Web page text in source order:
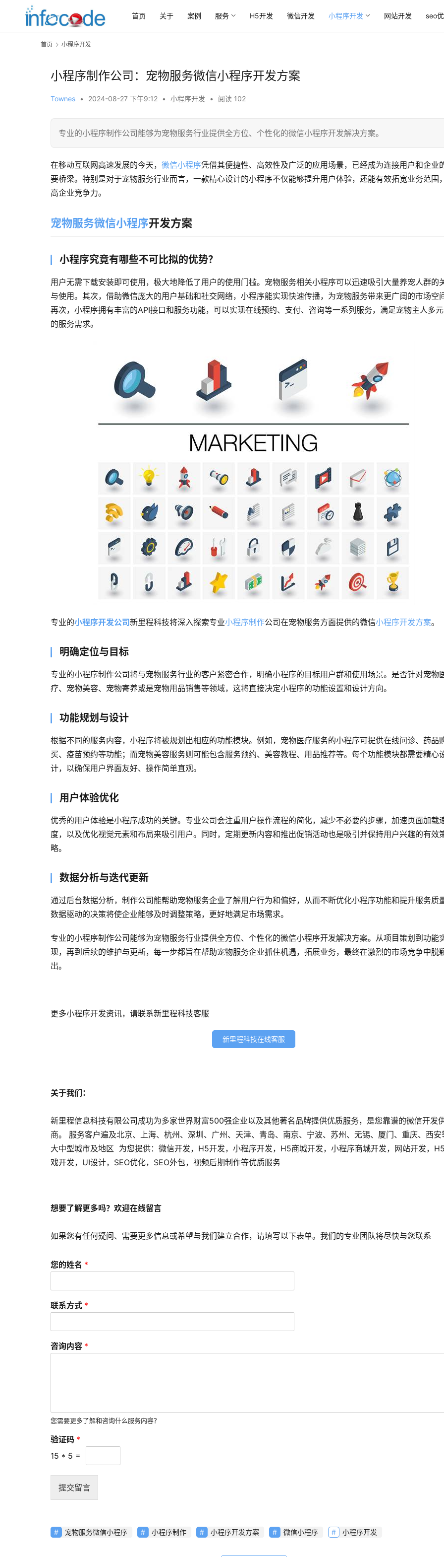
首页 关于 案例 服务 H5开发 微信开发 小程序开发 网站开发 seo
首页 小程序开发
小程序制作公司：宠物服务微信小程序开发方案
Townes • 2024-08-27 下午9:12 • 小程序开发 • 阅读 102
专业的小程序制作公司能够为宠物服务行业提供全方位、个性化的微信小程序开发解决方案。
在移动互联网高速发展的今天， 微信小程序凭借其便捷性、高效性及广泛的应用场景，已经成为连接用户和企业
要桥梁。特别是对于宠物服务行业而言，一款精心设计的小程序不仅能够提升用户体验，还能有效拓宽业务范围
高企业竞争力。
宠物服务微信小程序开发方案
小程序究竟有哪些不可比拟的优势？
用户无需下载安装即可使用，极大地降低了用户的使用门槛。宠物服务相关小程序可以迅速吸引大量养宠人群的
与使用。其次，借助微信庞大的用户基础和社交网络，小程序能实现快速传播，为宠物服务带来更广阔的市场空间
再次，小程序拥有丰富的API接口和服务功能，可以实现在线预约、支付、咨询等一系列服务，满足宠物主人多
的服务需求。
专业的小程序开发公司新里程科技将深入探索专业小程序制作公司在宠物服务方面提供的微信小程序开发方案。
明确定位与目标
专业的小程序制作公司将与宠物服务行业的客户紧密合作，明确小程序的目标用户群和使用场景。是否针对宠物
疗、宠物美容、宠物寄养或是宠物用品销售等领域，这将直接决定小程序的功能设置和设计方向。
功能规划与设计
根据不同的服务内容，小程序将被规划出相应的功能模块。例如，宠物医疗服务的小程序可提供在线问诊、药品
买、疫苗预约等功能；而宠物美容服务则可能包含服务预约、美容教程、用品推荐等。每个功能模块都需要精心
计，以确保用户界面友好、操作简单直观。
用户体验优化
优秀的用户体验是小程序成功的关键。专业公司会注重用户操作流程的简化，减少不必要的步骤，加速页面加载
度，以及优化视觉元素和布局来吸引用户。同时，定期更新内容和推出促销活动也是吸引并保持用户兴趣的有效
略。
数据分析与迭代更新
通过后台数据分析，制作公司能帮助宠物服务企业了解用户行为和偏好，从而不断优化小程序功能和提升服务质量
数据驱动的决策将使企业能够及时调整策略，更好地满足市场需求。
专业的小程序制作公司能够为宠物服务行业提供全方位、个性化的微信小程序开发解决方案。从项目策划到功能
现，再到后续的维护与更新，每一步都旨在帮助宠物服务企业抓住机遇，拓展业务，最终在激烈的市场竞争中脱
出。
更多小程序开发资讯，请联系新里程科技客服
新里程科技在线客服
关于我们：
新里程信息科技有限公司成功为多家世界财富500强企业以及其他著名品牌提供优质服务，是您靠谱的微信开发
商。 服务客户遍及北京、上海、杭州、深圳、广州、天津、青岛、南京、宁波、苏州、无锡、厦门、重庆、西安
大中型城市及地区 为您提供：微信开发，H5开发，小程序开发，H5商城开发，小程序商城开发，网站开发，
戏开发，UI设计，SEO优化，SEO外包，视频后期制作等优质服务
想要了解更多吗？欢迎在线留言
如果您有任何疑问、需要更多信息或希望与我们建立合作，请填写以下表单。我们的专业团队将尽快与您联系
您的姓名 *
联系方式 *
咨询内容 *
您需要更多了解和咨询什么服务内容？
验证码 *
15 * 5 =
提交留言
宠物服务微信小程序 小程序制作 小程序开发方案 微信小程序 小程序开发